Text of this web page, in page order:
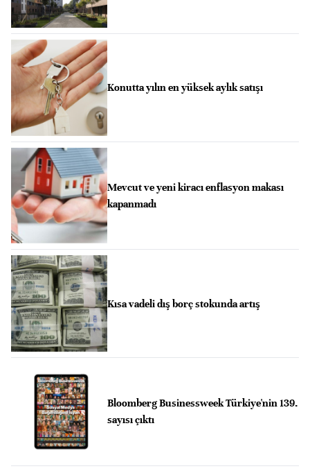
Konutta yılın en yüksek aylık satışı
Mevcut ve yeni kiracı enflasyon makası
kapanmadı
Kısa vadeli dış borç stokunda artış
Bloomberg Businessweek Türkiye'nin 139.
sayısı çıktı